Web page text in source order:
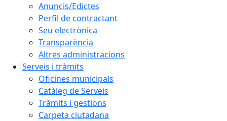
Anuncis/Edictes
Perfil de contractant
Seu electrònica
Transparència
Altres administracions
Serveis i tràmits
Oficines municipals
Catàleg de Serveis
Tràmits i gestions
Carpeta ciutadana